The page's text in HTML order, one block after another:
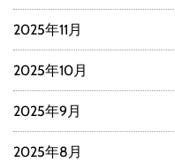
2025年11月
2025年10月
2025年9月
2025年8月